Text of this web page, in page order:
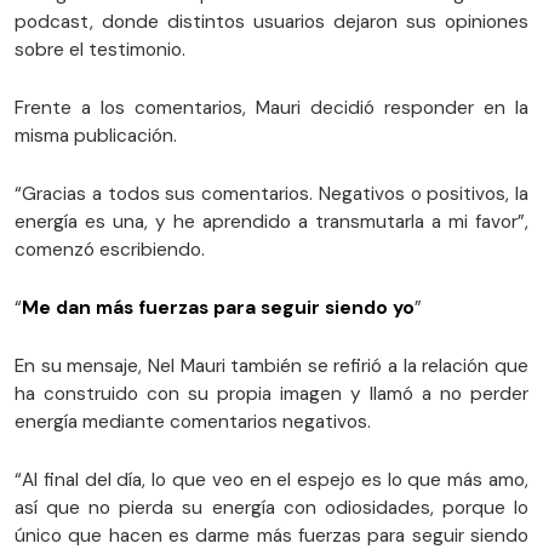
podcast, donde distintos usuarios dejaron sus opiniones
sobre el testimonio.
Frente a los comentarios, Mauri decidió responder en la
misma publicación.
“Gracias a todos sus comentarios. Negativos o positivos, la
energía es una, y he aprendido a transmutarla a mi favor”,
comenzó escribiendo.
“Me dan más fuerzas para seguir siendo yo”
En su mensaje, Nel Mauri también se refirió a la relación que
ha construido con su propia imagen y llamó a no perder
energía mediante comentarios negativos.
“Al final del día, lo que veo en el espejo es lo que más amo,
así que no pierda su energía con odiosidades, porque lo
único que hacen es darme más fuerzas para seguir siendo